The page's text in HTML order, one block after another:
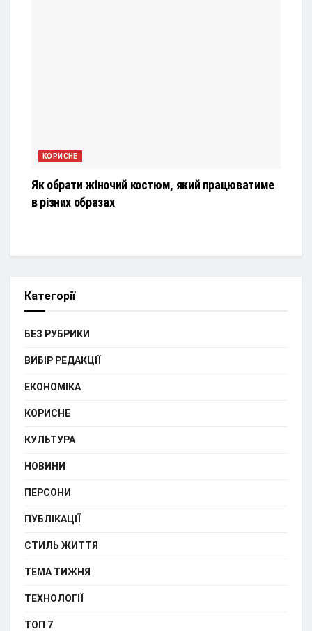
КОРИСНЕ
Як обрати жіночий костюм, який працюватиме
в різних образах
Категорії
БЕЗ РУБРИКИ
ВИБІР РЕДАКЦІЇ
ЕКОНОМІКА
КОРИСНЕ
КУЛЬТУРА
НОВИНИ
ПЕРСОНИ
ПУБЛІКАЦІЇ
СТИЛЬ ЖИТТЯ
ТЕМА ТИЖНЯ
ТЕХНОЛОГІЇ
ТОП 7